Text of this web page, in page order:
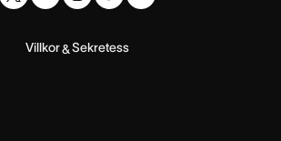
Villkor&Sekretess